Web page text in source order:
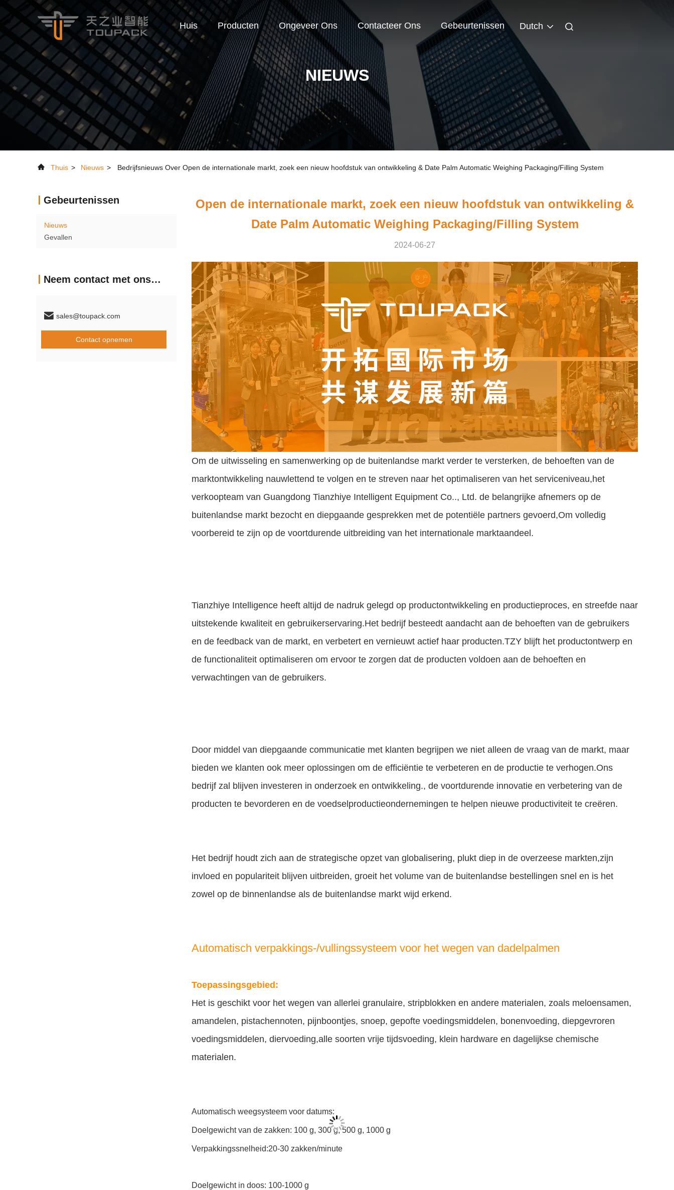
Huis Producten Ongeveer Ons Contacteer Ons Gebeurtenissen Dutch
NIEUWS
Thuis > Nieuws > Bedrijfsnieuws Over Open de internationale markt, zoek een nieuw hoofdstuk van ontwikkeling & Date Palm Automatic Weighing Packaging/Filling System
Gebeurtenissen
Nieuws
Gevallen
Neem contact met ons op
sales@toupack.com
Contact opnemen
Open de internationale markt, zoek een nieuw hoofdstuk van ontwikkeling &
Date Palm Automatic Weighing Packaging/Filling System
2024-06-27
Om de uitwisseling en samenwerking op de buitenlandse markt verder te versterken, de behoeften van de
marktontwikkeling nauwlettend te volgen en te streven naar het optimaliseren van het serviceniveau,het
verkoopteam van Guangdong Tianzhiye Intelligent Equipment Co.., Ltd. de belangrijke afnemers op de
buitenlandse markt bezocht en diepgaande gesprekken met de potentiële partners gevoerd,Om volledig
voorbereid te zijn op de voortdurende uitbreiding van het internationale marktaandeel.
Tianzhiye Intelligence heeft altijd de nadruk gelegd op productontwikkeling en productieproces, en streefde naar
uitstekende kwaliteit en gebruikerservaring.Het bedrijf besteedt aandacht aan de behoeften van de gebruikers
en de feedback van de markt, en verbetert en vernieuwt actief haar producten.TZY blijft het productontwerp en
de functionaliteit optimaliseren om ervoor te zorgen dat de producten voldoen aan de behoeften en
verwachtingen van de gebruikers.
Door middel van diepgaande communicatie met klanten begrijpen we niet alleen de vraag van de markt, maar
bieden we klanten ook meer oplossingen om de efficiëntie te verbeteren en de productie te verhogen.Ons
bedrijf zal blijven investeren in onderzoek en ontwikkeling., de voortdurende innovatie en verbetering van de
producten te bevorderen en de voedselproductieondernemingen te helpen nieuwe productiviteit te creëren.
Het bedrijf houdt zich aan de strategische opzet van globalisering, plukt diep in de overzeese markten,zijn
invloed en populariteit blijven uitbreiden, groeit het volume van de buitenlandse bestellingen snel en is het
zowel op de binnenlandse als de buitenlandse markt wijd erkend.
Automatisch verpakkings-/vullingssysteem voor het wegen van dadelpalmen
Toepassingsgebied:
Het is geschikt voor het wegen van allerlei granulaire, stripblokken en andere materialen, zoals meloensamen,
amandelen, pistachennoten, pijnboontjes, snoep, gepofte voedingsmiddelen, bonenvoeding, diepgevroren
voedingsmiddelen, diervoeding,alle soorten vrije tijdsvoeding, klein hardware en dagelijkse chemische
materialen.
Automatisch weegsysteem voor datums:
Doelgewicht van de zakken: 100 g, 300 g, 500 g, 1000 g
Verpakkingssnelheid:20-30 zakken/minute
Doelgewicht in doos: 100-1000 g